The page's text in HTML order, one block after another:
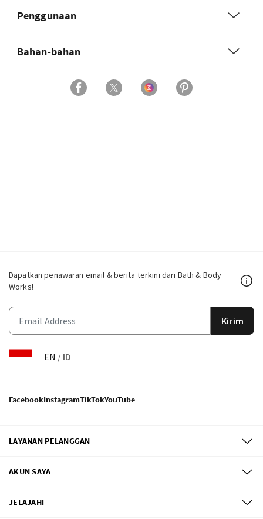
Penggunaan
Bahan-bahan
Dapatkan penawaran email & berita terkini dari Bath & Body
Works!
Kirim
EN / ID
FacebookInstagramTikTokYouTube
LAYANAN PELANGGAN
AKUN SAYA
JELAJAHI